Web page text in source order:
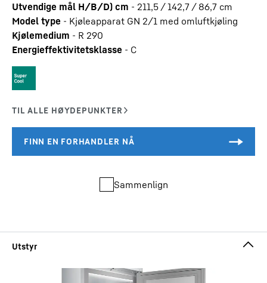
Utvendige mål H/B/D) cm - 211,5 / 142,7 / 86,7 cm
Model type - Kjøleapparat GN 2/1 med omluftkjøling
Kjølemedium - R 290
Energieffektivitetsklasse - C
Sammenlign